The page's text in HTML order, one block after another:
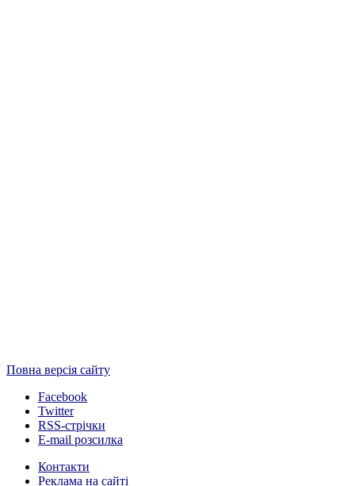
Повна версія сайту
Facebook
Twitter
RSS-стрічки
E-mail розсилка
Контакти
Реклама на сайті